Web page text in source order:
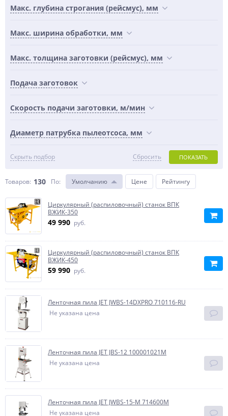
Макс. глубина строгания (рейсмус), мм
Макс. ширина обработки, мм
Макс. толщина заготовки (рейсмус), мм
Подача заготовок
Скорость подачи заготовки, м/мин
Диаметр патрубка пылеотсоса, мм
Скрыть подбор ПОКАЗАТЬ
Сбросить
Товаров: 130 По: Умолчанию Цене Рейтингу
Циркулярный (распиловочный) станок ВПК
ВЖИК-350
49 990 руб.
Циркулярный (распиловочный) станок ВПК
ВЖИК-450
59 990 руб.
Ленточная пила JET JWBS-14DXPRO 710116-RU
Не указана цена
Ленточная пила JET JBS-12 100001021M
Не указана цена
Ленточная пила JET JWBS-15-M 714600M
Не указана цена